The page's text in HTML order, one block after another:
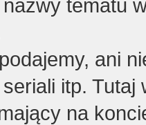
tematu
ani
itp. Tutaj
na